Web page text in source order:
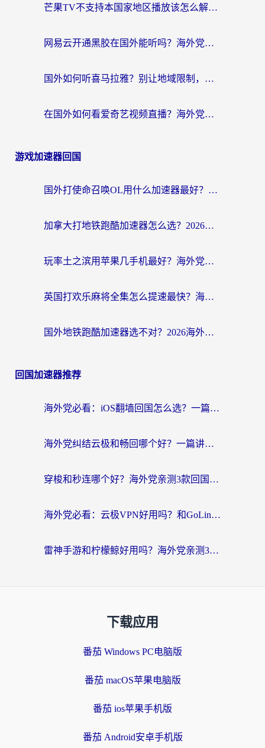
芒果TV不支持本国家地区播放该怎么解决？海外党追剧看片的终极指南
网易云开通黑胶在国外能听吗？海外党亲测有效的回国听音乐方案
国外如何听喜马拉雅？别让地域限制，断了你的中文声音陪伴
在国外如何看爱奇艺视频直播？海外党亲测有效的回国加速器指南
游戏加速器回国
国外打使命召唤OL用什么加速器最好？海外玩家国服畅玩全攻略（附小众游戏加速技巧）
加拿大打地铁跑酷加速器怎么选？2026海外玩家实测指南（附王国纪元保卫萝卜3加速技巧）
玩率土之滨用苹果几手机最好？海外党必看的国服游戏加速+设备选择指南
英国打欢乐麻将全集怎么提速最快？海外党亲测有效的国服游戏加速指南
国外地铁跑酷加速器选不对？2026海外玩家必看的国服游戏加速全攻略
回国加速器推荐
海外党必看：iOS翻墙回国怎么选？一篇搞定无缝访问国内资源
海外党纠结云极和畅回哪个好？一篇讲透回国加速器怎么选（附避坑指南）
穿梭和秒连哪个好？海外党亲测3款回国加速器，教你在国外正常浏览国内网站
海外党必看：云极VPN好用吗？和GoLinkVPN对比哪个回国效果更好？附真实体验指南
雷神手游和柠檬鲸好用吗？海外党亲测3款回国加速器，教你避开破解VPN坑
下载应用
番茄 Windows PC电脑版
番茄 macOS苹果电脑版
番茄 ios苹果手机版
番茄 Android安卓手机版